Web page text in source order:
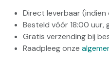
Direct leverbaar
Besteld vóór 18:00 uur,
Gratis verzending bij
Raadpleeg onze